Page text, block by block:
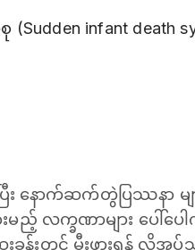
infant death
ြီး နောက်ဆက်တွဲပြဿနာ မ
လက္ခဏာများ ပေါ်ပေ
းခန်းတွင် မီးဖွားရန် လို